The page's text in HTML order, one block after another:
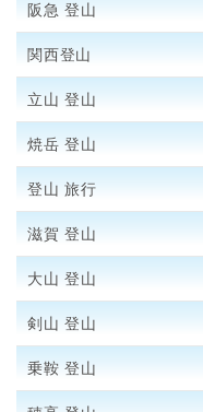
阪急 登山
関西登山
立山 登山
焼岳 登山
登山 旅行
滋賀 登山
大山 登山
剣山 登山
乗鞍 登山